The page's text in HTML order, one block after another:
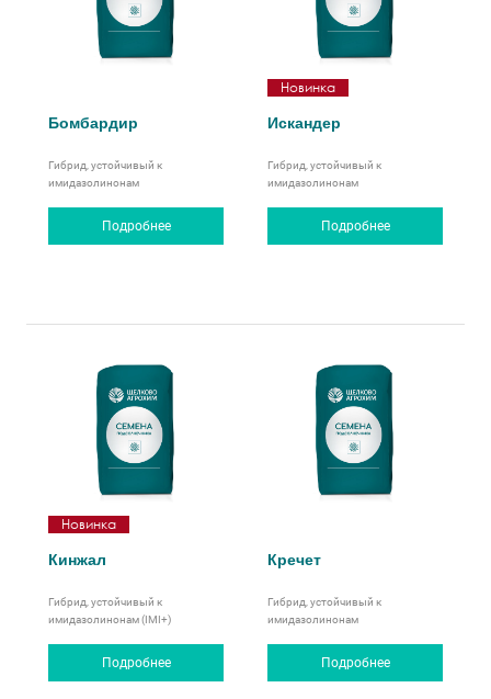
Бомбардир
Гибрид, устойчивый к
имидазолинонам
Подробнее
Новинка
Искандер
Гибрид, устойчивый к
имидазолинонам
Подробнее
Новинка
Кинжал
Гибрид, устойчивый к
имидазолинонам (IMI+)
Подробнее
Кречет
Гибрид, устойчивый к
имидазолинонам
Подробнее